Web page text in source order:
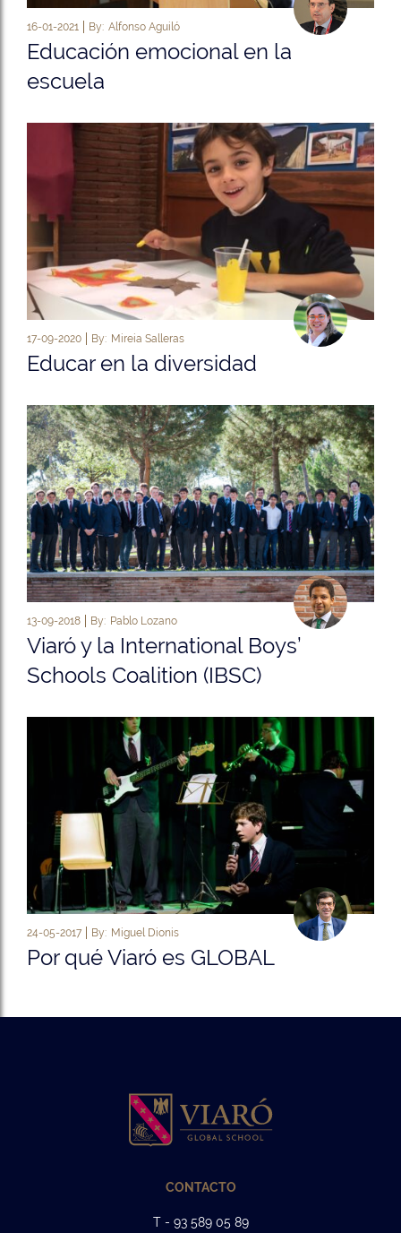
16-01-2021 By: Alfonso Aguiló
Educación emocional en la
escuela
17-09-2020 By: Mireia Salleras
Educar en la diversidad
13-09-2018 By: Pablo Lozano
Viaró y la International Boys’
Schools Coalition (IBSC)
24-05-2017 By: Miguel Dionis
Por qué Viaró es GLOBAL
CONTACTO
T - 93 589 05 89